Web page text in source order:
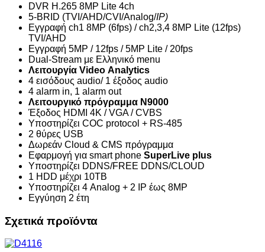
DVR H.265 8MP Lite 4ch
5-BRID (TVI/AHD/CVI/Analog/IP)
Εγγραφή ch1 8MP (6fps) / ch2,3,4 8MP Lite (12fps)
TVI/AHD
Εγγραφή 5ΜP / 12fps / 5MP Lite / 20fps
Dual-Stream με Ελληνικό menu
Λειτουργία Video Analytics
4 εισόδους audio/ 1 έξοδος audio
4 alarm in, 1 alarm out
Λειτουργικό πρόγραμμα N9000
Έξοδος HDMI 4Κ / VGA / CVBS
Υποστηρίζει COC protocol + RS-485
2 θύρες USB
Δωρεάν Cloud & CMS πρόγραμμα
Εφαρμογή για smart phone SuperLive plus
Υποστηρίζει DDNS/FREE DDNS/CLOUD
1 HDD μέχρι 10TB
Υποστηρίζει 4 Analog + 2 IP έως 8MP
Εγγύηση 2 έτη
Σχετικά προϊόντα